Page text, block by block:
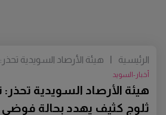
هيئة الأرصاد السويدية
ثلوج كثيف يهدد بحالة فوضى
أخبار-السويد
الرئيسية
هيئة الأرصاد السويدية